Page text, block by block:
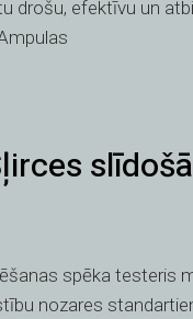
drošu, efektīvu un
spēka testeris
nozares